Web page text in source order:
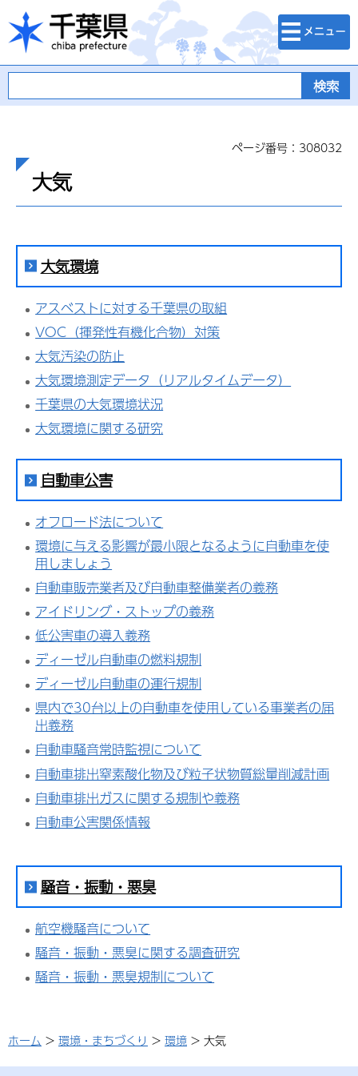
千葉県
検索・メニュ
ー
ページ番号：308032
大気
大気環境
アスベストに対する千葉県の取組
VOC（揮発性有機化合物）対策
大気汚染の防止
大気環境測定データ（リアルタイムデータ）
千葉県の大気環境状況
大気環境に関する研究
自動車公害
オフロード法について
環境に与える影響が最小限となるように自動車を使
用しましょう
自動車販売業者及び自動車整備業者の義務
アイドリング・ストップの義務
低公害車の導入義務
ディーゼル自動車の燃料規制
ディーゼル自動車の運行規制
県内で30台以上の自動車を使用している事業者の届
出義務
自動車騒音常時監視について
自動車排出窒素酸化物及び粒子状物質総量削減計画
自動車排出ガスに関する規制や義務
自動車公害関係情報
騒音・振動・悪臭
航空機騒音について
騒音・振動・悪臭に関する調査研究
騒音・振動・悪臭規制について
ホーム > 環境・まちづくり > 環境 > 大気